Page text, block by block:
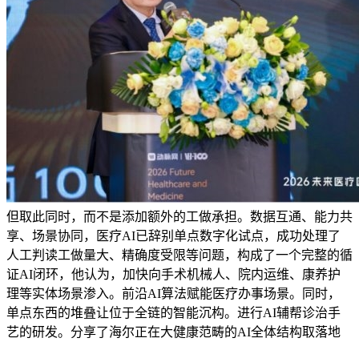
但取此同时，而不是添加额外的工做承担。数据互通、能力共
享、场景协同，医疗AI已辞别单点数字化试点，成功处理了
人工判读工做量大、精确度受限等问题，构成了一个完整的循
证AI闭环，他认为，加快向手术机械人、院内运维、康养护
理等实体场景渗入。前沿AI算法赋能医疗办事场景。同时，
单点东西的堆叠让位于全链的智能沉构。进行AI辅帮诊治手
艺的研发。分享了海尔正在大健康范畴的AI全体结构取落地